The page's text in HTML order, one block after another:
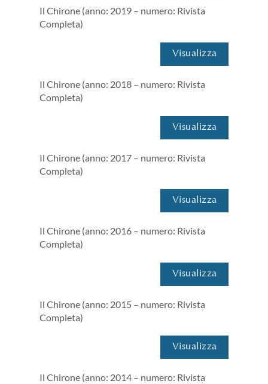
Il Chirone (anno: 2019 – numero: Rivista
Completa)
Visualizza
Il Chirone (anno: 2018 – numero: Rivista
Completa)
Visualizza
Il Chirone (anno: 2017 – numero: Rivista
Completa)
Visualizza
Il Chirone (anno: 2016 – numero: Rivista
Completa)
Visualizza
Il Chirone (anno: 2015 – numero: Rivista
Completa)
Visualizza
Il Chirone (anno: 2014 – numero: Rivista